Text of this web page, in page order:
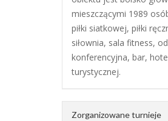
mieszczącymi 1989
piłki siatkowej, piłki
siłownia, sala fitness,
konferencyjna, bar,
turystycznej.
Zorganizowane turnieje